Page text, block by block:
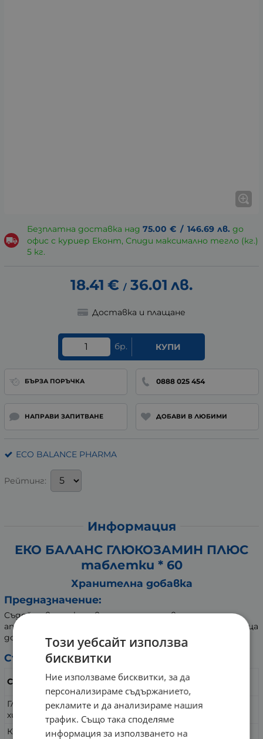
Безплатна доставка над 75.00 € / 146.69 лв. до
офис с куриер Еконт, Спиди максимално тегло (кг.)
5 кг.
18.41 € / 36.01 лв.
Доставка и плащане
бр. КУПИ
БЪРЗА ПОРЪЧКА 0888 025 454
НАПРАВИ ЗАПИТВАНЕ ДОБАВИ В ЛЮБИМИ
ECO BALANCE PHARMA
Рейтинг:
Информация
ЕКО БАЛАНС ГЛЮКОЗАМИН ПЛЮС
таблетки * 60
Хранителна добавка
Предназначение:
Съдейства за укрепване на опорно-двигателния
апарат - кости, стави, сухожилия и мускули. Подходяща
добавка за физически активни хора.
Състав:
Съдържание
в 2 таблетки /
препоръчителна дневна доза
Глюкозамин
хидрохлорид
500 mg
Калций 250 mg
Този уебсайт използва
бисквитки
Ние използваме бисквитки, за да
персонализираме съдържанието,
рекламите и да анализираме нашия
трафик. Също така споделяме
информация за използването на